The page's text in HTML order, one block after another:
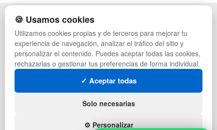
POLÍTICA DE PRIVACIDAD
CONDICIONES DE USO
CAMBIOS Y DEVOLUCIONES
CONTACTO
QUIENES SOMOS
MAPA WEB
PREGUNTAS FRECUENTES
PALETS DE PLÁSTICO
MANUTENCIÓN
GESTIÓN DE RESIDUOS
PALETS
CONTENEDORES DE PLÁSTICO
LIQUIDACIÓN Y SOBRANTES
ARTÍCULOS DE NATACIÓN
🍪 Usamos cookies
Utilizamos cookies propias y de terceros para mejorar tu
experiencia de navegación, analizar el tráfico del sitio y
personalizar el contenido. Puedes aceptar todas las cookies,
rechazarlas o gestionar tus preferencias de forma individual.
✓ Aceptar todas
Solo necesarias
⚙️ Personalizar